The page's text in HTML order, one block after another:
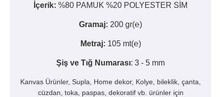
İçerik: %80 PAMUK %20 POLYESTER SİM
Gramaj: 200 gr(℮)
Metraj: 105 mt(℮)
Şiş ve Tığ Numarası: 3 - 5 mm
Kanvas Ürünler, Supla, Home dekor, Kolye, bileklik, çanta,
cüzdan, toka, paspas, dekoratif vb. ürünler için